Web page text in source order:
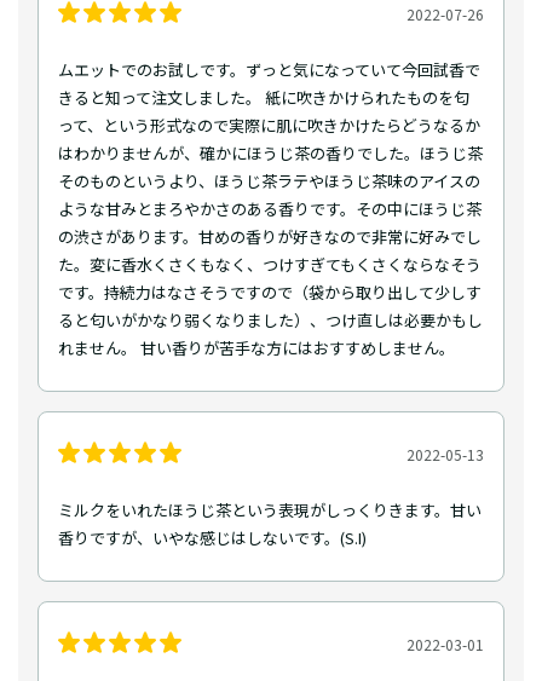
2022-07-26
ムエットでのお試しです。ずっと気になっていて今回試香で
きると知って注文しました。 紙に吹きかけられたものを匂
って、という形式なので実際に肌に吹きかけたらどうなるか
はわかりませんが、確かにほうじ茶の香りでした。ほうじ茶
そのものというより、ほうじ茶ラテやほうじ茶味のアイスの
ような甘みとまろやかさのある香りです。その中にほうじ茶
の渋さがあります。甘めの香りが好きなので非常に好みでし
た。変に香水くさくもなく、つけすぎてもくさくならなそう
です。持続力はなさそうですので（袋から取り出して少しす
ると匂いがかなり弱くなりました）、つけ直しは必要かもし
れません。 甘い香りが苦手な方にはおすすめしません。
2022-05-13
ミルクをいれたほうじ茶という表現がしっくりきます。甘い
香りですが、いやな感じはしないです。(S.I)
2022-03-01